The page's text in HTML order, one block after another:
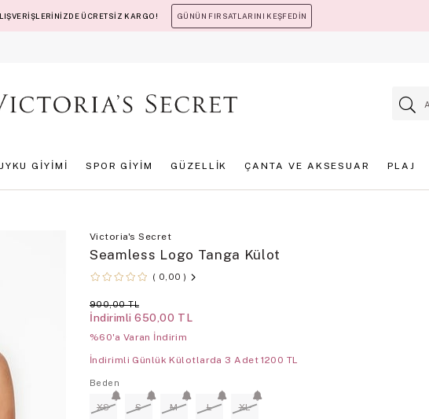
ÜCRETSİZ KARGO! GÜNÜN FIRSATLARINI KEŞFEDİN
GİYİMİ SPOR GİYİM GÜZELLİK ÇANTA VE AKSESUAR PLAJ
Victoria's Secret
Seamless Logo Tanga Külot
0,00
900,00 TL
İndirimli 650,00 TL
%60'a Varan İndirim
İndirimli Günlük Külotlarda 3 Adet 1200 TL
Beden
XS S M L XL